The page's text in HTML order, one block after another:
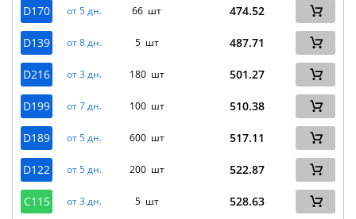
D170 от 5 дн. 66 шт 474.52
D139 от 8 дн. 5 шт 487.71
D216 от 3 дн. 180 шт 501.27
D199 от 7 дн. 100 шт 510.38
D189 от 5 дн. 600 шт 517.11
D122 от 5 дн. 200 шт 522.87
C115 от 3 дн. 5 шт 528.63